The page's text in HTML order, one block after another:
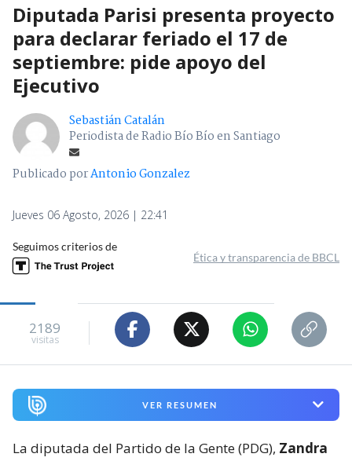
Diputada Parisi presenta proyecto
para declarar feriado el 17 de
septiembre: pide apoyo del
Ejecutivo
Sebastián Catalán
Periodista de Radio Bío Bío en Santiago
Publicado porAntonio Gonzalez
Jueves 06 Agosto, 2026 | 22:41
Seguimos criterios de
Ética y transparencia de BBCL
2189
visitas
VER RESUMEN
La diputada del Partido de la Gente (PDG), Zandra